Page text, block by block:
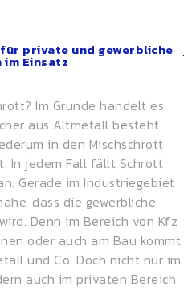
private und gewerbliche
im Einsatz
Im Grunde handelt es
aus Altmetall besteht.
in den Mischschrott
In jedem Fall fällt Schrott
Gerade im Industriegebiet
dass die gewerbliche
Denn im Bereich von Kfz
oder auch am Bau kommt
und Co. Doch nicht nur im
auch im privaten Bereich